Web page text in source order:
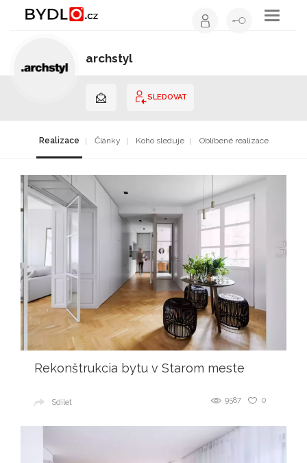
Toggle
archstyl
SLEDOVAT
Realizace Články Koho sleduje Oblíbené realizace
Rekonštrukcia bytu v Starom meste
0
9587
Sdílet